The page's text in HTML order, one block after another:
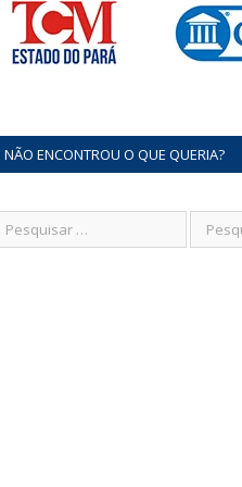
NÃO ENCONTROU O QUE QUERIA?